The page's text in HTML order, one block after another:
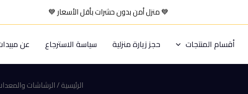
💙منزل أمن بدون حشرات بأقل الأسعار💙
أقسام المنتجات حجز زيارة منزلية سياسة الاسترجاع عن
الرئيسية/الرشاشات